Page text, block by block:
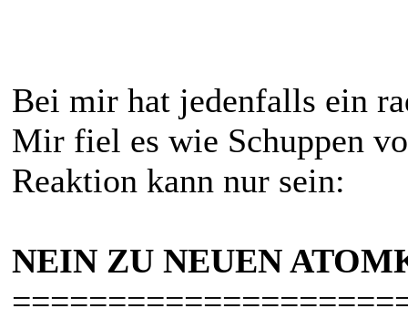
Bei mir hat jedenfalls ein
Mir fiel es wie Schuppen
Reaktion kann nur sein:
NEIN ZU NEUEN